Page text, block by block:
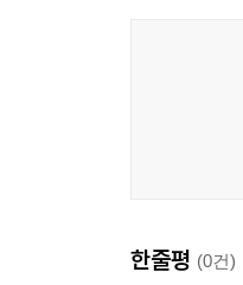
한줄평 (0건)